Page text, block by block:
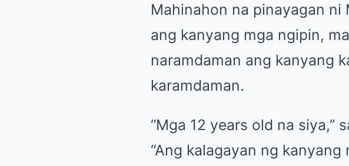
Mahinahon na pinayagan ni
ang kanyang mga ngipin,
naramdaman ang kanyang
karamdaman.
“Mga 12 years old na siya,”
“Ang kalagayan ng